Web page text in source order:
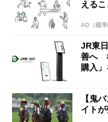
えるこ
AD（國學
JR東
善へ
購入
【鬼
イト